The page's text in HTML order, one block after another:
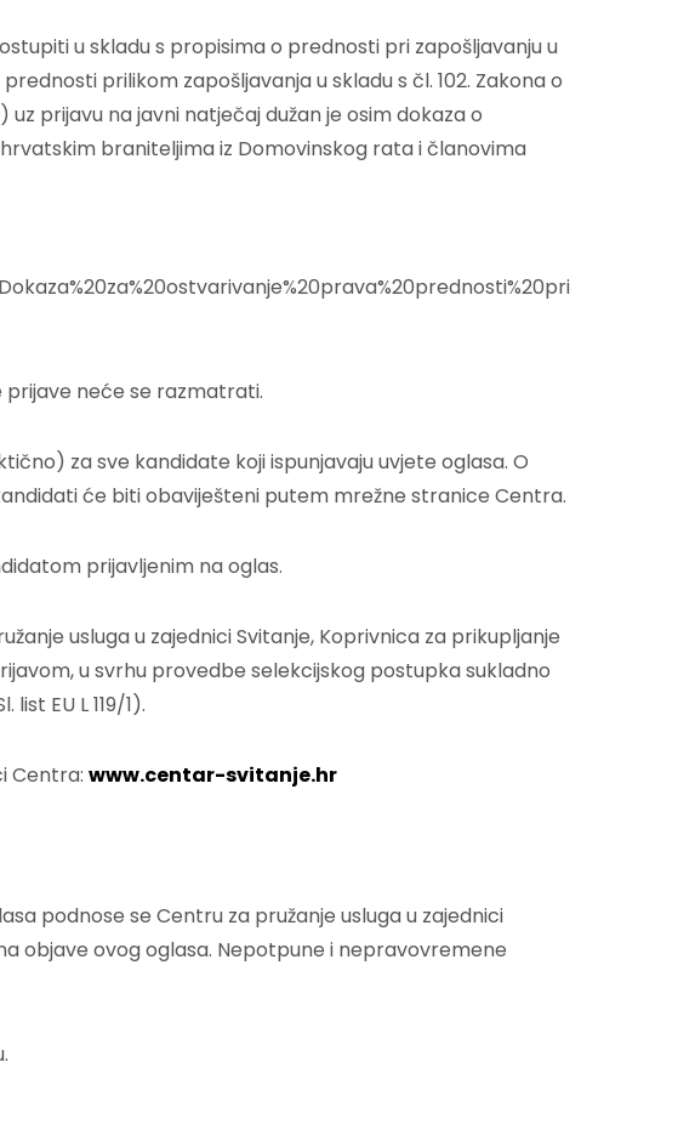
u skladu s propisima o prednosti pri zapošljavanju u
prilikom zapošljavanja u skladu s čl. 102. Zakona o
prijavu na javni natječaj dužan je osim dokaza o
braniteljima iz Domovinskog rata i članovima
neće se razmatrati.
za sve kandidate koji ispunjavaju uvjete oglasa. O
će biti obaviješteni putem mrežne stranice Centra.
prijavljenim na oglas.
usluga u zajednici Svitanje, Koprivnica za prikupljanje
u svrhu provedbe selekcijskog postupka sukladno
EU L 119/1).
Centra: www.centar-svitanje.hr
podnose se Centru za pružanje usluga u zajednici
objave ovog oglasa. Nepotpune i nepravovremene